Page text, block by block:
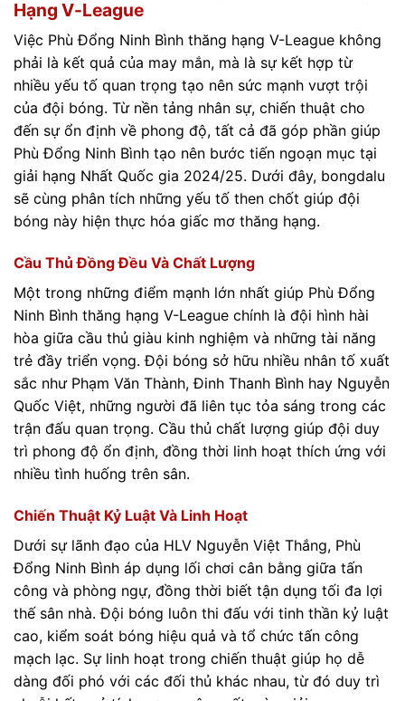
Hạng V-League
Việc Phù Đổng Ninh Bình thăng hạng V-League không
phải là kết quả của may mắn, mà là sự kết hợp từ
nhiều yếu tố quan trọng tạo nên sức mạnh vượt trội
của đội bóng. Từ nền tảng nhân sự, chiến thuật cho
đến sự ổn định về phong độ, tất cả đã góp phần giúp
Phù Đổng Ninh Bình tạo nên bước tiến ngoạn mục tại
giải hạng Nhất Quốc gia 2024/25. Dưới đây, bongdalu
sẽ cùng phân tích những yếu tố then chốt giúp đội
bóng này hiện thực hóa giấc mơ thăng hạng.
Cầu Thủ Đồng Đều Và Chất Lượng
Một trong những điểm mạnh lớn nhất giúp Phù Đổng
Ninh Bình thăng hạng V-League chính là đội hình hài
hòa giữa cầu thủ giàu kinh nghiệm và những tài năng
trẻ đầy triển vọng. Đội bóng sở hữu nhiều nhân tố xuất
sắc như Phạm Văn Thành, Đinh Thanh Bình hay Nguyễn
Quốc Việt, những người đã liên tục tỏa sáng trong các
trận đấu quan trọng. Cầu thủ chất lượng giúp đội duy
trì phong độ ổn định, đồng thời linh hoạt thích ứng với
nhiều tình huống trên sân.
Chiến Thuật Kỷ Luật Và Linh Hoạt
Dưới sự lãnh đạo của HLV Nguyễn Việt Thắng, Phù
Đổng Ninh Bình áp dụng lối chơi cân bằng giữa tấn
công và phòng ngự, đồng thời biết tận dụng tối đa lợi
thế sân nhà. Đội bóng luôn thi đấu với tinh thần kỷ luật
cao, kiểm soát bóng hiệu quả và tổ chức tấn công
mạch lạc. Sự linh hoạt trong chiến thuật giúp họ dễ
dàng đối phó với các đối thủ khác nhau, từ đó duy trì